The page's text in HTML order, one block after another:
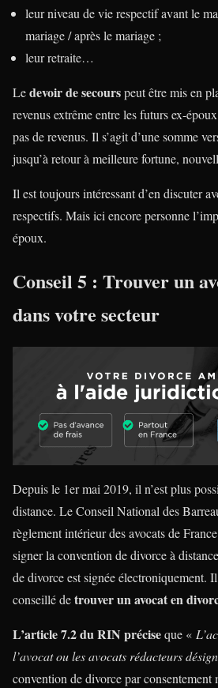
leur niveau de vie respectif avant le
mariage / après le mariage ;
leur retraite…
Ledevoir de secourspeut être mis en
revenus extrême entre les futurs ex-
pas de revenus. Il s’agit d’une somme
jusqu’à retour à meilleure fortune,
Il est toujours intéressant d’en discuter
respectifs. Mais ici encore personne
époux.
Conseil 5 : Trouver un
dans votre secteur
Depuis le 1er mai 2019, il n’est plus
distance. Le Conseil National des
règlement intérieur des avocats de
signer la convention de divorce à
de divorce est signée électroniquement.
conseillé detrouver un avocat en
L’article 7.2 du RIN préciseque «
l’avocat ou les avocats rédacteurs
convention de divorce par consentement